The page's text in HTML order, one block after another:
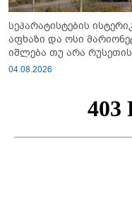
სეპარატისტების
აფხაზი და ოსი
იშლება თუ არა
სისტემა?!
04.08.2026